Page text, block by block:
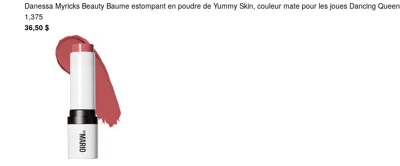
Danessa Myricks Beauty Baume estompant en poudre de Yummy Skin, couleur mate pour les joues Dancing Queen
1,375
36,50 $